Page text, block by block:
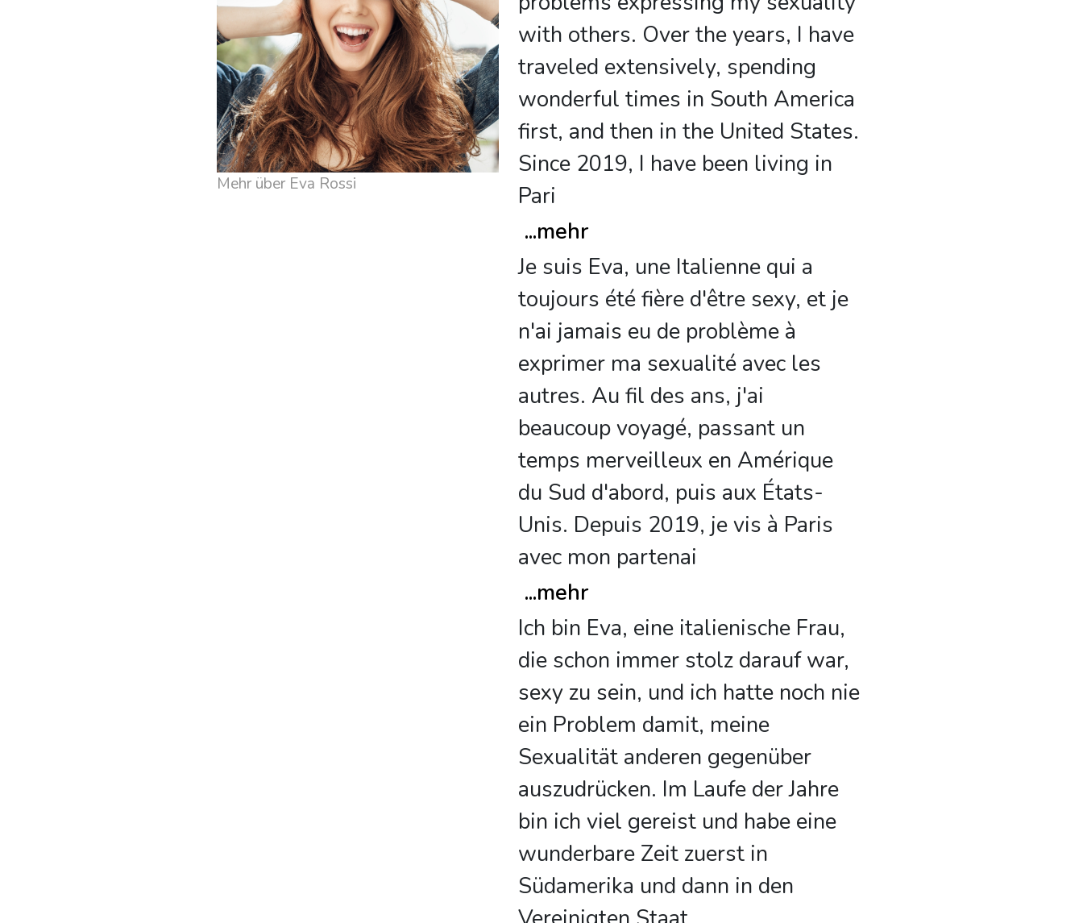
Mehr über Eva Rossi
with others. Over the years, I have
traveled extensively, spending
wonderful times in South America
first, and then in the United States.
Since 2019, I have been living in
Pari
...mehr
Je suis Eva, une Italienne qui a
toujours été fière d'être sexy, et je
n'ai jamais eu de problème à
exprimer ma sexualité avec les
autres. Au fil des ans, j'ai
beaucoup voyagé, passant un
temps merveilleux en Amérique
du Sud d'abord, puis aux États-
Unis. Depuis 2019, je vis à Paris
avec mon partenai
...mehr
Ich bin Eva, eine italienische Frau,
die schon immer stolz darauf war,
sexy zu sein, und ich hatte noch nie
ein Problem damit, meine
Sexualität anderen gegenüber
auszudrücken. Im Laufe der Jahre
bin ich viel gereist und habe eine
wunderbare Zeit zuerst in
Südamerika und dann in den